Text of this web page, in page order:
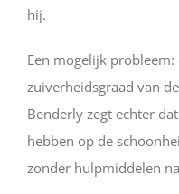
hij.
Een mogelijk
zuiverheidsgraad van
Benderly zegt echter
hebben op de
zonder hulpmiddelen